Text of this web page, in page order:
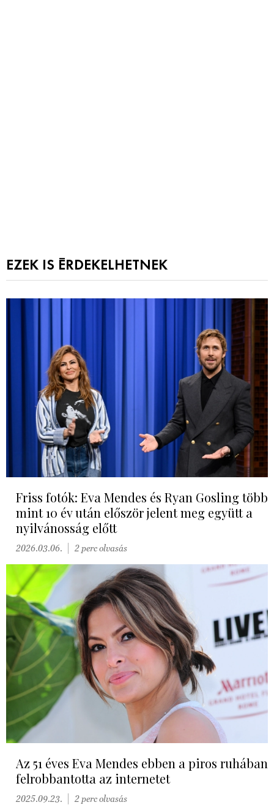
EZEK IS ÉRDEKELHETNEK
Friss fotók: Eva Mendes és Ryan Gosling több
mint 10 év után először jelent meg együtt a
nyilvánosság előtt
2026.03.06. 2 perc olvasás
Az 51 éves Eva Mendes ebben a piros ruhában
felrobbantotta az internetet
2025.09.23. 2 perc olvasás